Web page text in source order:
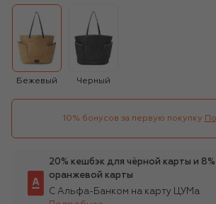
Бежевый Черный
10% бонусов за первую покупку
20% кешбэк для чёрной карты и
оранжевой карты
С Альфа-Банком на карту ЦУМа